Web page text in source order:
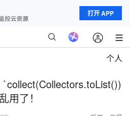
打开 APP
个人
用了！